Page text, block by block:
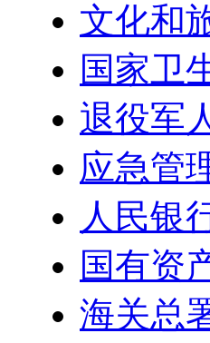
文化和
国家卫
退役军
应急管
人民银
国有资
海关总